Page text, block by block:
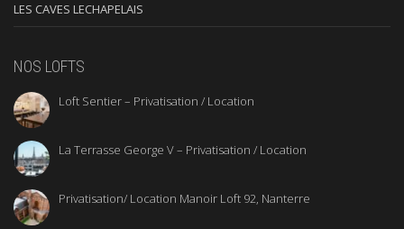
LES CAVES LECHAPELAIS
NOS LOFTS
Loft Sentier – Privatisation / Location
La Terrasse George V – Privatisation / Location
Privatisation/ Location Manoir Loft 92, Nanterre